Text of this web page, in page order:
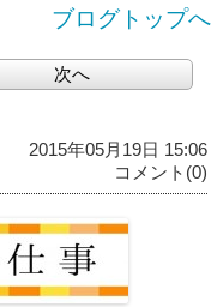
ブログトップへ
次へ
2015年05月19日 15:06
コメント(0)